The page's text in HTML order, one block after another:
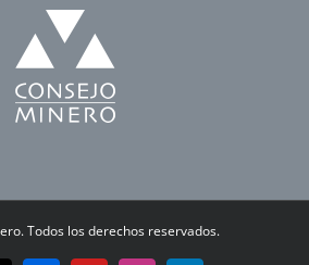
Todos los derechos reservados.